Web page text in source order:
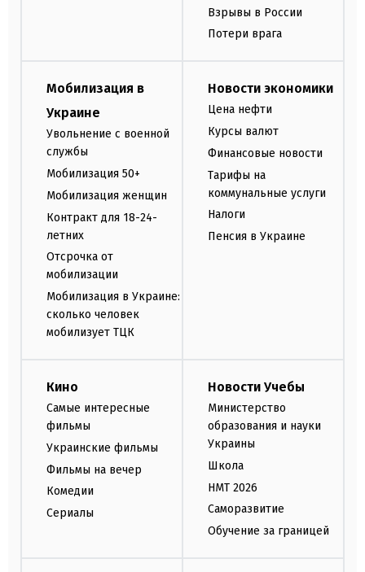
Взрывы в России
Потери врага
Мобилизация в
Украине
Увольнение с военной
службы
Мобилизация 50+
Мобилизация женщин
Контракт для 18-24-
летних
Отсрочка от
мобилизации
Мобилизация в Украине:
сколько человек
мобилизует ТЦК
Новости экономики
Цена нефти
Курсы валют
Финансовые новости
Тарифы на
коммунальные услуги
Налоги
Пенсия в Украине
Кино
Самые интересные
фильмы
Украинские фильмы
Фильмы на вечер
Комедии
Сериалы
Новости Учебы
Министерство
образования и науки
Украины
Школа
НМТ 2026
Саморазвитие
Обучение за границей